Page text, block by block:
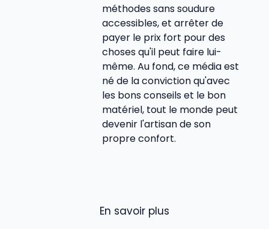
méthodes sans soudure
accessibles, et arrêter de
payer le prix fort pour des
choses qu'il peut faire lui-
même. Au fond, ce média est
né de la conviction qu'avec
les bons conseils et le bon
matériel, tout le monde peut
devenir l'artisan de son
propre confort.
En savoir plus